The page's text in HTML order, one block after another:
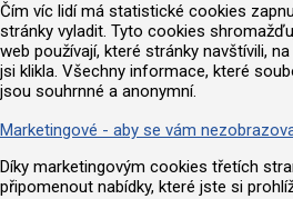
Čím víc lidí má statistické cookies
stránky vyladit. Tyto cookies
web používají, které stránky navštívili,
jsi klikla. Všechny informace, které
jsou souhrnné a anonymní.
Marketingové - aby se vám
Díky marketingovým cookies třetích
připomenout nabídky, které jste si